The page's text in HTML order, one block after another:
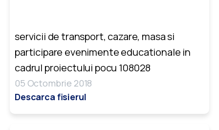
servicii de transport, cazare, masa si
participare evenimente educationale in
cadrul proiectului pocu 108028
05 Octombrie 2018
Descarca fisierul